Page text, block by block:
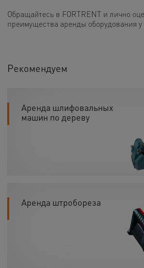
Обращайтесь в FORTRENT и лично
преимущества аренды оборудования у
Рекомендуем
Аренда шлифовальных
машин по дереву
Аренда штробореза